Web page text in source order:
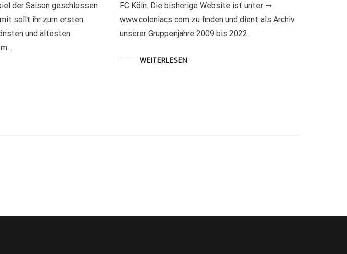
der Saison geschlossen
sollt ihr zum ersten
und ältesten
FC Köln. Die bisherige Website ist unter ➞
www.coloniacs.com zu finden und dient als Archiv
unserer Gruppenjahre 2009 bis 2022.
WEITERLESEN